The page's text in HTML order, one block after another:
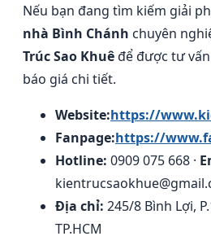
Nếu bạn đang tìm kiếm giải
nhà Bình Chánh chuyên
Trúc Sao Khuêđể được tư
báo giá chi tiết.
Website:https://
Fanpage:https://
Hotline: 0909 075 668 ·
Địa chỉ: 245/8 Bình Lợi,
TP.HCM